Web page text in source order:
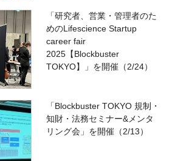
「研究者、営業・管理者のた
めのLifescience Startup
career fair
2025【Blockbuster
TOKYO】」を開催（2/24）
「Blockbuster TOKYO 規制・
知財・法務セミナー&メンタ
リング会」を開催（2/13）